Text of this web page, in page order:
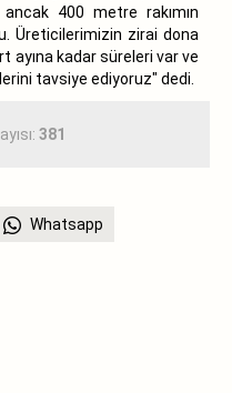
400 metre rakımın
Üreticilerimizin zirai dona
ayına kadar süreleri var ve
tavsiye ediyoruz" dedi.
381
Whatsapp